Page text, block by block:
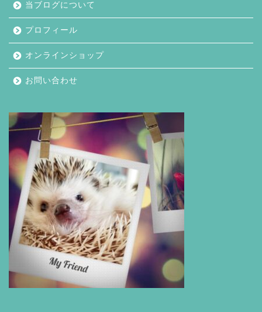
当ブログについて
プロフィール
オンラインショップ
お問い合わせ